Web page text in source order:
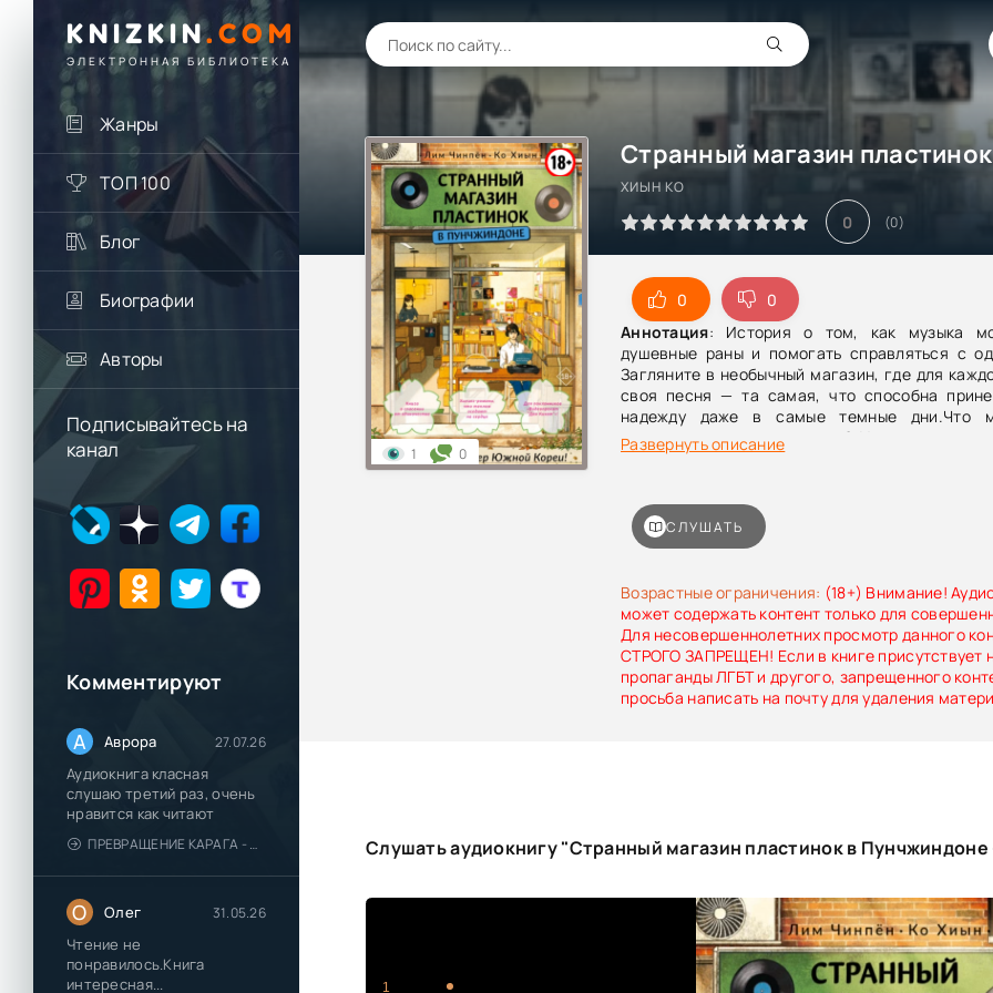
KNIZKIN. COM
ЭЛЕКТРОННАЯ БИБЛИОТЕКА
Жанры
ТОП 100
Блог
Биографии
Авторы
Подписывайтесь на
канал
Комментируют
А Аврора 27.07.26
Аудиокнига класная
слушаю третий раз, очень
нравится как читают
ПРЕВРАЩЕНИЕ КАРАГА - КАТЯ БРАНДИС
О Олег 31.05.26
Чтение не
понравилось.Книга
интересная...
ХИЫН КО
0 (0)
0
0
Аннотация: История о том, как музыка
душевные раны и помогать справляться с
Загляните в необычный магазин, где для
своя песня — та самая, что способна
надежду даже в самые темные дни.Что
лекарством от одиночества? Уместится ли
виниловой пластинке? Какая мелодия
ради чего продолжает существовать.
магазин пластинок», он надеялся отыскать
смысла. Здесь всегда рады тем, кто
подбирает особенную песню, которая
самые трудные дни. Но сможет ли музыка
кто уже почти утратил надежду?
Развернуть описание
Возрастные ограничения: (18+) Внимание!
может содержать контент только для
Для несовершеннолетних просмотр данного
СТРОГО ЗАПРЕЩЕН! Если в книге присутствует
пропаганды ЛГБТ и другого, запрещенного
просьба написать на почту для удаления
1 0
СЛУШАТЬ
Слушать аудиокнигу "Странный магазин пластинок в
1